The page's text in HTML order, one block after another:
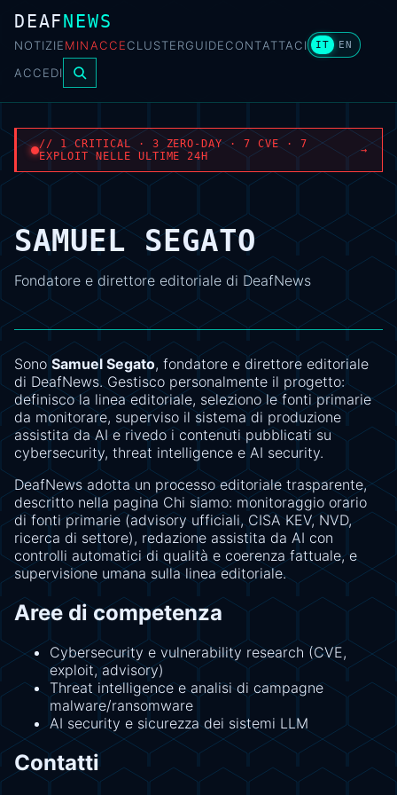
DEAFNEWS
NOTIZIEMINACCECLUSTERGUIDECONTATTACI IT EN
ACCEDI
// 1 CRITICAL · 3 ZERO-DAY · 7 CVE · 7
EXPLOIT NELLE ULTIME 24H
→
SAMUEL SEGATO
Fondatore e direttore editoriale di DeafNews
Sono Samuel Segato, fondatore e direttore editoriale
di DeafNews. Gestisco personalmente il progetto:
definisco la linea editoriale, seleziono le fonti primarie
da monitorare, superviso il sistema di produzione
assistita da AI e rivedo i contenuti pubblicati su
cybersecurity, threat intelligence e AI security.
DeafNews adotta un processo editoriale trasparente,
descritto nella pagina Chi siamo: monitoraggio orario
di fonti primarie (advisory ufficiali, CISA KEV, NVD,
ricerca di settore), redazione assistita da AI con
controlli automatici di qualità e coerenza fattuale, e
supervisione umana sulla linea editoriale.
Aree di competenza
Cybersecurity e vulnerability research (CVE,
exploit, advisory)
Threat intelligence e analisi di campagne
malware/ransomware
AI security e sicurezza dei sistemi LLM
Contatti